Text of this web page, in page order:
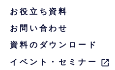
お役立ち資料
お問い合わせ
資料のダウンロード
イベント・セミナー